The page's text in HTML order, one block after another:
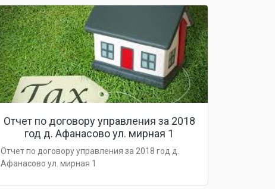
Отчет по договору управления за 2018
год д. Афанасово ул. мирная 1
Отчет по договору управления за 2018 год д.
Афанасово ул. мирная 1